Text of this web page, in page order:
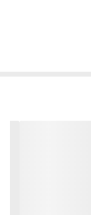
محصولات دلفان